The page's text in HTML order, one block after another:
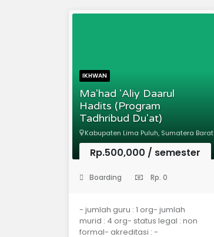
IKHWAN
Ma'had 'Aliy Daarul
Hadits (Program
Tadhribud Du'at)
Kabupaten Lima Puluh, Sumatera Barat
Rp.500,000 / semester
Boarding Rp. 0
- jumlah guru : 1 org- jumlah
murid : 4 org- status legal : non
formal- akreditasi : -